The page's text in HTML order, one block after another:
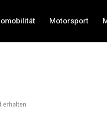
Motorsport
erhalten